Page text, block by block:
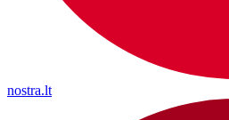
nostra.lt